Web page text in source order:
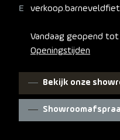
Vandaag geopend tot
Openingstijden
Bekijk onze